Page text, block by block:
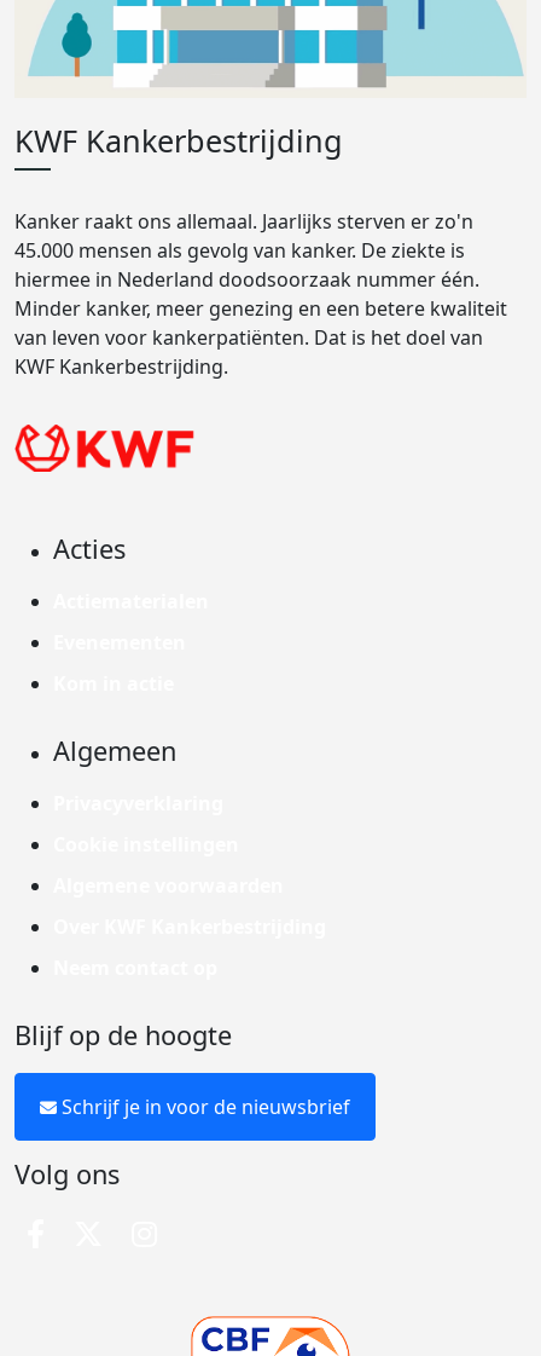
KWF Kankerbestrijding
Kanker raakt ons allemaal. Jaarlijks sterven er zo'n
45.000 mensen als gevolg van kanker. De ziekte is
hiermee in Nederland doodsoorzaak nummer één.
Minder kanker, meer genezing en een betere kwaliteit
van leven voor kankerpatiënten. Dat is het doel van
KWF Kankerbestrijding.
Acties
Algemeen
Blijf op de hoogte
Schrijf je in voor de nieuwsbrief
Volg ons